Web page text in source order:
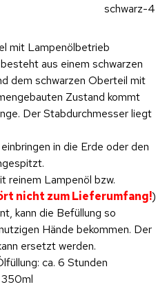
schwarz-4
mit Lampenölbetrieb
aus einem schwarzen
dem schwarzen Oberteil mit
Zustand kommt
Der Stabdurchmesser liegt
in die Erde oder den
reinem Lampenöl bzw.
nicht zum Lieferumfang!)
kann die Befüllung so
Hände bekommen. Der
ersetzt werden.
ca. 6 Stunden
350ml